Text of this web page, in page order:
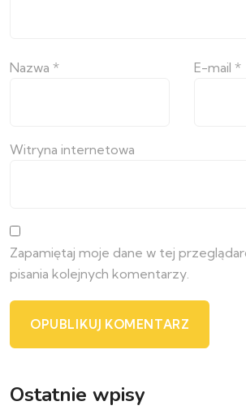
Nazwa * E-mail *
Witryna internetowa
Zapamiętaj moje dane w tej
pisania kolejnych komentarzy.
Ostatnie wpisy